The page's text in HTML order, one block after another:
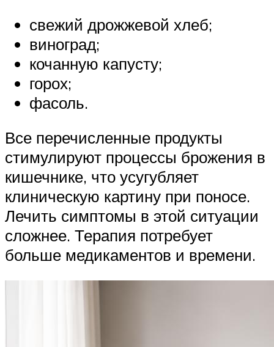
свежий дрожжевой хлеб;
виноград;
кочанную капусту;
горох;
фасоль.
Все перечисленные продукты
стимулируют процессы брожения в
кишечнике, что усугубляет
клиническую картину при поносе.
Лечить симптомы в этой ситуации
сложнее. Терапия потребует
больше медикаментов и времени.